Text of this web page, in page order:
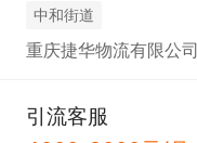
中和街道
重庆捷华物流有限公司
引流客服